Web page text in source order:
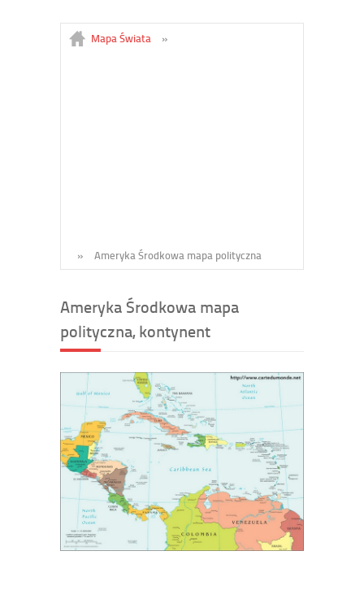
Mapa Świata »
» Ameryka Środkowa mapa polityczna
Ameryka Środkowa mapa
polityczna, kontynent